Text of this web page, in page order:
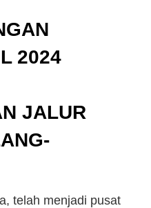
2024
JALUR
telah menjadi pusat